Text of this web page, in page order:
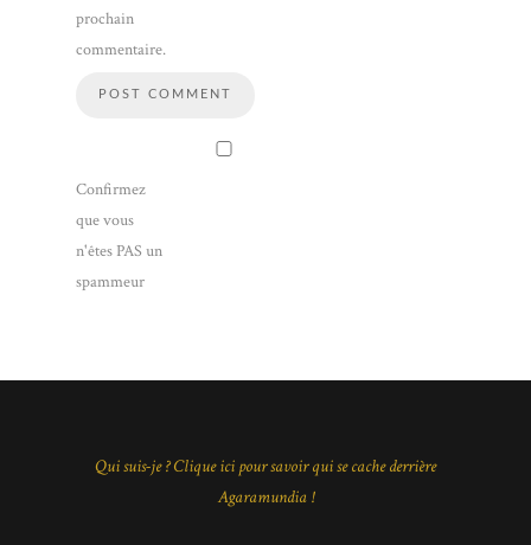
prochain
commentaire.
Confirmez
que vous
n'êtes PAS un
spammeur
Qui suis-je ? Clique ici pour savoir qui se cache derrière
Agaramundia !